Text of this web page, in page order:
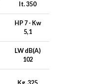
lt. 350
HP 7 - Kw
5,1
LW dB(A)
102